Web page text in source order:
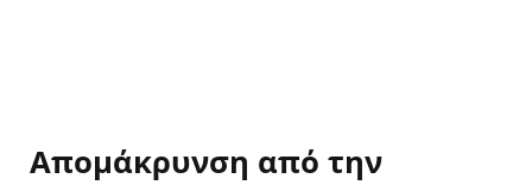
Απομάκρυνση από την